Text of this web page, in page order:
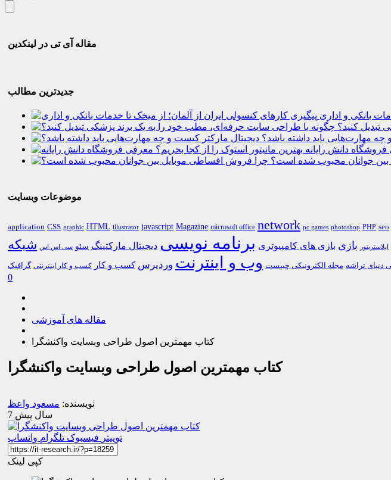
مقاله آی تی در لینکدین
جدیدترین مطالب
بانکی و اداری
کنید؟
چه مهارت‌هایی باید داشته باشد؟
فروشگاه دانش رایانه
جوانان محبوب شده است؟
موضوعات وبسایت
application CSS graphic HTML illustrator javascript Magazine microsoft office network pc games photoshop PHP seo
ایلاستریتور بازی بازی های کامپیوتری برنامه نویسی دیجیتال مارکتینگ سئو سی اس اس شبکه
دنیای تراشه مجله الکترونیکی چیپست وب و اینترنت وردپرس کسب و کار کسب و کار اینترنتی گرافیک
0
مقاله های آموزشی
کتاب مهمترین اصول طراحی وبسایت واکنشگرا
کتاب مهمترین اصول طراحی وبسایت واکنشگرا
نویسنده: مسعود واعظ
7 سال پیش
توییتر فیسبوک تلگرام واتساپ
کپی لینک